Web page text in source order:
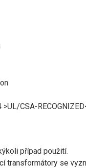
CSA-
případ použití.
transformátory se